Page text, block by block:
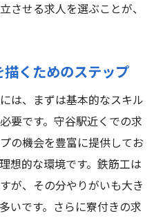
させる求人を選ぶことが、
くためのステップ
は、まずは基本的なスキル
要です。守谷駅近くでの求
の機会を豊富に提供してお
想的な環境です。鉄筋工は
が、その分やりがいも大き
いです。さらに寮付きの求